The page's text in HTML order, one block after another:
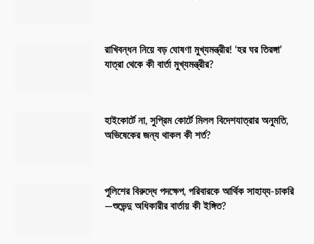
রাখিবন্ধন নিয়ে বড় ঘোষণা মুখ্যমন্ত্রীর! ‘হর ঘর তিরঙ্গা’
যাত্রা থেকে কী বার্তা মুখ্যমন্ত্রীর?
হাইকোর্টে না, সুপ্রিম কোর্টে মিলল বিদেশযাত্রার অনুমতি,
অভিষেকের জন্য থাকল কী শর্ত?
পুলিশের বিরুদ্ধে পদক্ষেপ, পরিবারকে আর্থিক সাহায্য-চাকরি
—শুভেন্দু অধিকারীর বার্তায় কী ইঙ্গিত?